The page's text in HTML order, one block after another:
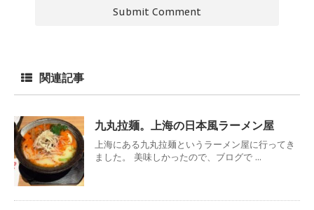
関連記事
九丸拉麺。上海の日本風ラーメン屋
上海にある九丸拉麺というラーメン屋に行ってき
ました。 美味しかったので、ブログで ...